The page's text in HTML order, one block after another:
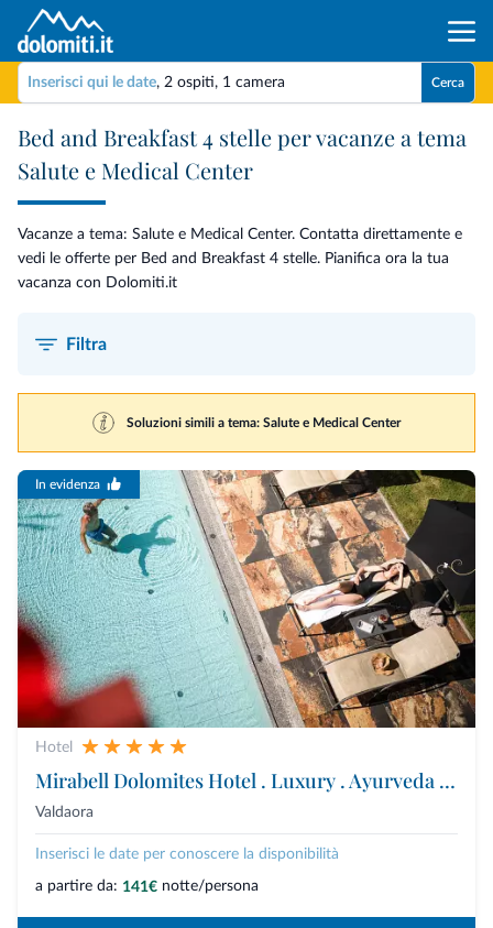
Inserisci qui le date, 2 ospiti, 1 camera Cerca
Bed and Breakfast 4 stelle per vacanze a tema
Salute e Medical Center
Vacanze a tema: Salute e Medical Center. Contatta direttamente e
vedi le offerte per Bed and Breakfast 4 stelle. Pianifica ora la tua
vacanza con Dolomiti.it
Filtra
Soluzioni simili a tema: Salute e Medical Center
In evidenza
Hotel
Mirabell Dolomites Hotel . Luxury . Ayurveda & Spa
Valdaora
Inserisci le date per conoscere la disponibilità
a partire da: 141€ notte/persona